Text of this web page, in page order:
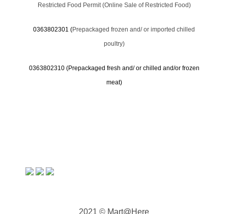
Restricted Food Permit (Online Sale of Restricted Food)
0363802301 (Prepackaged frozen and/ or imported chilled
poultry)
0363802310 (Prepackaged fresh and/ or chilled and/or frozen
meat)
2021 © Mart@Here